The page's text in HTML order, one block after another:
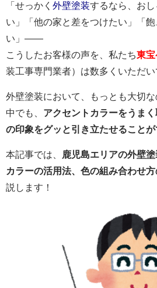
「せっかく 外壁塗装するなら、お
い」「他の家と差をつけたい」「
い」——
こうしたお客様の声を、私たち東宝
装工事専門業者）は数多くいただい
外壁塗装において、もっとも大切な
中でも、 アクセントカラーをうま
の印象をグッと引き立たせることが
本記事では、
鹿児島エリアの外壁
カラーの活用法、色の組み合わせ
説します！